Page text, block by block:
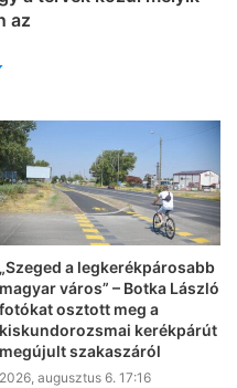
az
„Szeged a legkerékpárosabb
magyar város” – Botka László
fotókat osztott meg a
kiskundorozsmai kerékpárút
megújult szakaszáról
2026, augusztus 6. 17:16